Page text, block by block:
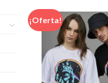
¡Oferta!